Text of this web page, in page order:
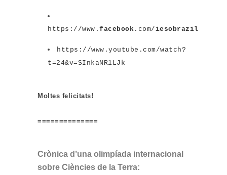
https://www. facebook .com/iesobrazil
https://www.youtube.com/watch?
t=24&v=SInkaNR1LJk
Moltes felicitats!
==============
Crònica d’una olimpíada internacional
sobre Ciències de la Terra: